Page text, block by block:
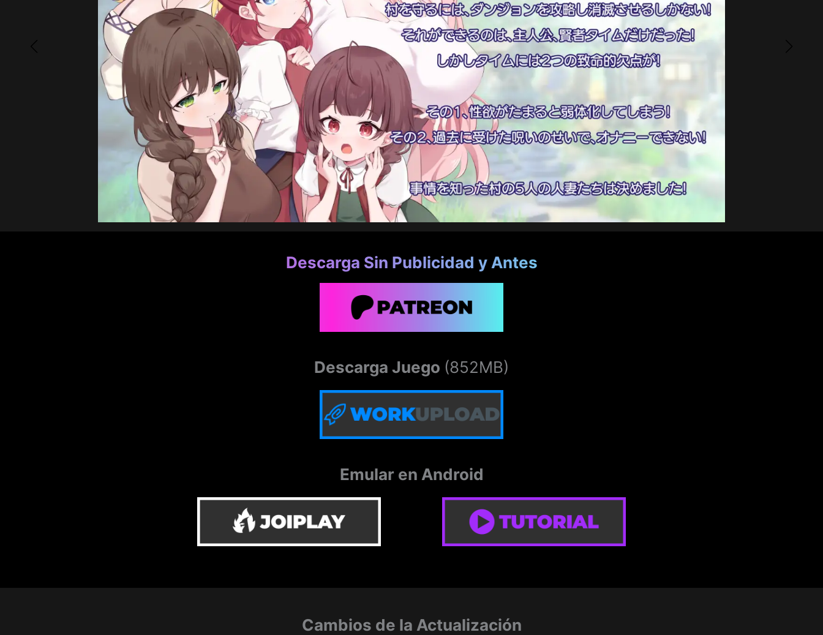
Descarga Sin Publicidad y Antes
Descarga Juego (852MB)
Emular en Android
Cambios de la Actualización